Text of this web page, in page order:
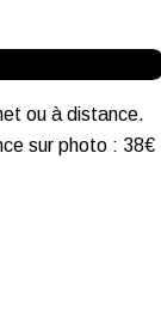
ou à distance.
sur photo : 38€